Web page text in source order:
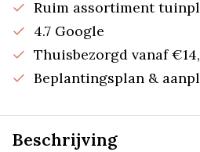
Ruim assortiment
4.7 Google
Thuisbezorgd vanaf
Beplantingsplan &
Beschrijving